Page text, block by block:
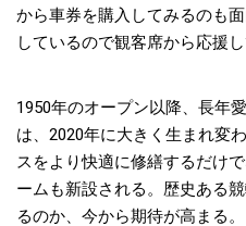
から車券を購入してみるのも
しているので観客席から応援し
1950年のオープン以降、長年
は、2020年に大きく生まれ変
スをより快適に修繕するだけ
ームも新設される。歴史ある
るのか、今から期待が高まる。